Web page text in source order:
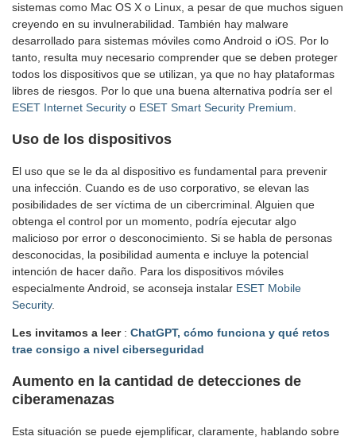
sistemas como Mac OS X o Linux, a pesar de que muchos siguen
creyendo en su invulnerabilidad. También hay malware
desarrollado para sistemas móviles como Android o iOS. Por lo
tanto, resulta muy necesario comprender que se deben proteger
todos los dispositivos que se utilizan, ya que no hay plataformas
libres de riesgos. Por lo que una buena alternativa podría ser el
ESET Internet Security o ESET Smart Security Premium.
Uso de los dispositivos
El uso que se le da al dispositivo es fundamental para prevenir
una infección. Cuando es de uso corporativo, se elevan las
posibilidades de ser víctima de un cibercriminal. Alguien que
obtenga el control por un momento, podría ejecutar algo
malicioso por error o desconocimiento. Si se habla de personas
desconocidas, la posibilidad aumenta e incluye la potencial
intención de hacer daño. Para los dispositivos móviles
especialmente Android, se aconseja instalar ESET Mobile
Security.
Les invitamos a leer : ChatGPT, cómo funciona y qué retos
trae consigo a nivel ciberseguridad
Aumento en la cantidad de detecciones de
ciberamenazas
Esta situación se puede ejemplificar, claramente, hablando sobre